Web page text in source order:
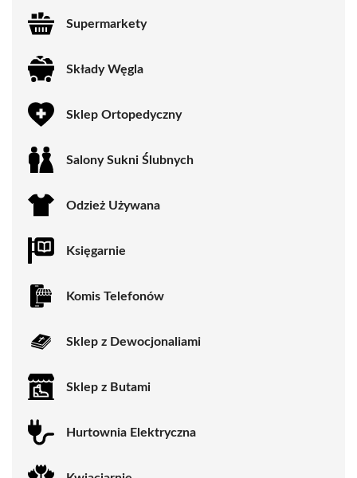
Supermarkety
Składy Węgla
Sklep Ortopedyczny
Salony Sukni Ślubnych
Odzież Używana
Księgarnie
Komis Telefonów
Sklep z Dewocjonaliami
Sklep z Butami
Hurtownia Elektryczna